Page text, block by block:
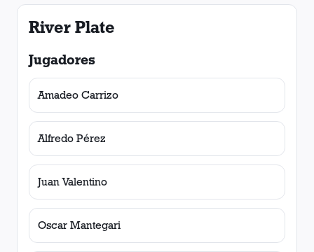
River Plate
Jugadores
Amadeo Carrizo
Alfredo Pérez
Juan Valentino
Oscar Mantegari